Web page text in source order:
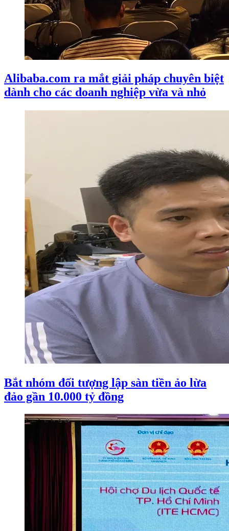
Alibaba.com ra mắt giải pháp chuyên biệt
dành cho các doanh nghiệp vừa và nhỏ
Bắt nhóm đối tượng lập sàn tiền ảo lừa
đảo gần 10.000 tỷ đồng